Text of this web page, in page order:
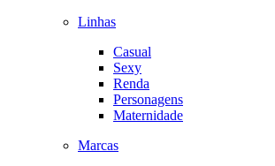
Linhas
Casual
Sexy
Renda
Personagens
Maternidade
Marcas